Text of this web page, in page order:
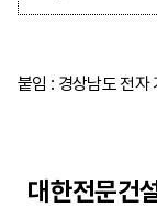
붙임 : 경상남도 전자
대한전문건